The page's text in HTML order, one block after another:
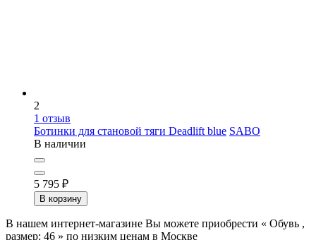
2
1 отзыв
Ботинки для становой тяги Deadlift blue SABO
В наличии
5 795 ₽
В корзину
В нашем интернет-магазине Вы можете приобрести « Обувь ,
размер: 46 » по низким ценам в Москве